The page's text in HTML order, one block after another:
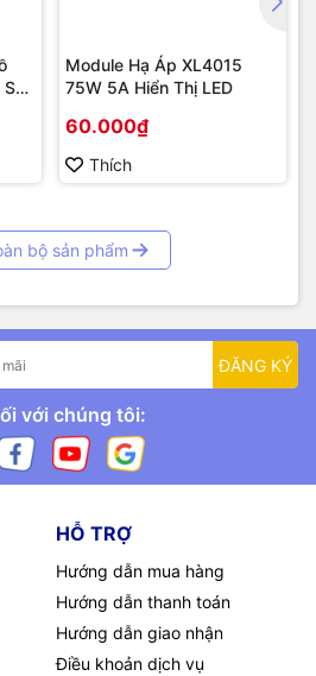
Module Hạ Áp XL4015
75W 5A Hiển Thị LED
60.000₫
Thích
bộ sản phẩm
ĐĂNG KÝ
với chúng tôi:
HỖ TRỢ
Hướng dẫn mua hàng
Hướng dẫn thanh toán
Hướng dẫn giao nhận
Điều khoản dịch vụ